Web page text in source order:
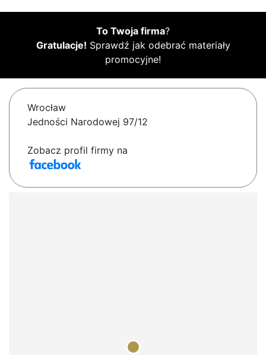
To Twoja firma?
Gratulacje! Sprawdź jak odebrać materiały
promocyjne!
Wrocław
Jedności Narodowej 97/12
Zobacz profil firmy na